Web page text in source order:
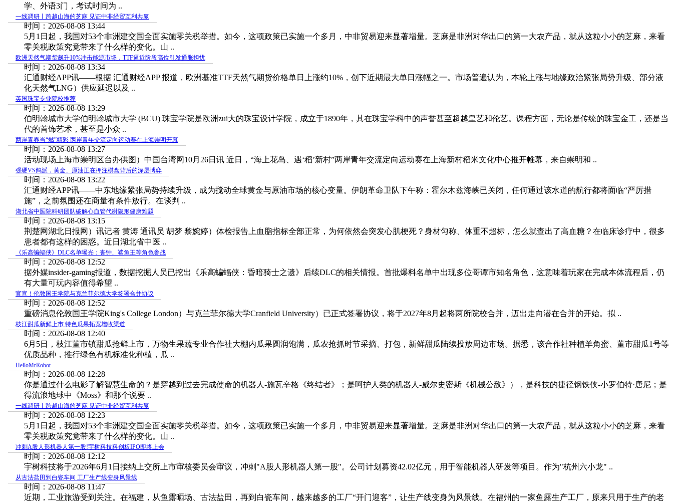
学、外语3门，考试时间为 ..
一线调研丨跨越山海的芝麻 见证中非经贸互利共赢
时间：2026-08-08 13:44
5月1日起，我国对53个非洲建交国全面实施零关税举措。如今，这项政策已实施一个多月，中非贸易迎来显著增量。芝麻是非洲对华出口的第一大农产品，就从这粒小小的芝麻，来看
零关税政策究竟带来了什么样的变化。山 ..
欧洲天然气期货飙升10%冲击能源市场，TTF逼近阶段高位引发通胀担忧
时间：2026-08-08 13:34
汇通财经APP讯——根据 汇通财经APP 报道，欧洲基准TTF天然气期货价格单日上涨约10%，创下近期最大单日涨幅之一。市场普遍认为，本轮上涨与地缘政治紧张局势升级、部分液
化天然气LNG）供应延迟以及 ..
英国珠宝专业院校推荐
时间：2026-08-08 13:29
伯明翰城市大学伯明翰城市大学 (BCU) 珠宝学院是欧洲zui大的珠宝设计学院，成立于1890年，其在珠宝学科中的声誉甚至超越皇艺和伦艺。课程方面，无论是传统的珠宝金工，还是当
代的首饰艺术，甚至是小众 ..
两岸青春当“燃”精彩 两岸青年交流定向运动赛在上海崇明开幕
时间：2026-08-08 13:27
活动现场上海市崇明区台办供图）中国台湾网10月26日讯 近日，“海上花岛、遇‘稻’新村”两岸青年交流定向运动赛在上海新村稻米文化中心推开帷幕，来自崇明和 ..
强硬VS鸽派，黄金、原油正在押注棋盘背后的深层博弈
时间：2026-08-08 13:22
汇通财经APP讯——中东地缘紧张局势持续升级，成为搅动全球黄金与原油市场的核心变量。伊朗革命卫队下午称：霍尔木兹海峡已关闭，任何通过该水道的航行都将面临“严厉措
施”，之前氛围还在商量有条件放行。在谈判 ..
湖北省中医院科研团队破解心血管代谢隐形健康难题
时间：2026-08-08 13:15
荆楚网湖北日报网）讯记者 黄涛 通讯员 胡梦 黎婉婷）体检报告上血脂指标全部正常，为何依然会突发心肌梗死？身材匀称、体重不超标，怎么就查出了高血糖？在临床诊疗中，很多
患者都有这样的困惑。近日湖北省中医 ..
《乐高蝙蝠侠》DLC名单曝光：丧钟、鲨鱼王等角色参战
时间：2026-08-08 12:52
据外媒insider-gaming报道，数据挖掘人员已挖出《乐高蝙蝠侠：昏暗骑士之遗》后续DLC的相关情报。首批爆料名单中出现多位哥谭市知名角色，这意味着玩家在完成本体流程后，仍
有大量可玩内容值得希望 ..
官宣！伦敦国王学院与克兰菲尔德大学签署合并协议
时间：2026-08-08 12:52
重磅消息伦敦国王学院King's College London）与克兰菲尔德大学Cranfield University）已正式签署协议，将于2027年8月起将两所院校合并，迈出走向潜在合并的开始。拟 ..
枝江甜瓜新鲜上市 特色瓜果拓宽增收渠道
时间：2026-08-08 12:40
6月5日，枝江董市镇甜瓜抢鲜上市，万物生果蔬专业合作社大棚内瓜果圆润饱满，瓜农抢抓时节采摘、打包，新鲜甜瓜陆续投放周边市场。据悉，该合作社种植羊角蜜、董市甜瓜1号等
优质品种，推行绿色有机标准化种植，瓜 ..
HelloMrRobot
时间：2026-08-08 12:28
你是通过什么电影了解智慧生命的？是穿越到过去完成使命的机器人-施瓦辛格《终结者》；是呵护人类的机器人-威尔史密斯《机械公敌》），是科技的捷径钢铁侠-小罗伯特·唐尼；是
得流浪地球中《Moss》和那个说要 ..
一线调研丨跨越山海的芝麻 见证中非经贸互利共赢
时间：2026-08-08 12:23
5月1日起，我国对53个非洲建交国全面实施零关税举措。如今，这项政策已实施一个多月，中非贸易迎来显著增量。芝麻是非洲对华出口的第一大农产品，就从这粒小小的芝麻，来看
零关税政策究竟带来了什么样的变化。山 ..
冲刺A股人形机器人第一股!宇树科技科创板IPO即将上会
时间：2026-08-08 12:12
宇树科技将于2026年6月1日接纳上交所上市审核委员会审议，冲刺"A股人形机器人第一股"。公司计划募资42.02亿元，用于智能机器人研发等项目。作为"杭州六小龙" ..
从古法盐田到白瓷车间 工厂生产线变身风景线
时间：2026-08-08 11:47
近期，工业旅游受到关注。在福建，从鱼露晒场、古法盐田，再到白瓷车间，越来越多的工厂“开门迎客”，让生产线变身为风景线。在福州的一家鱼露生产工厂，原来只用于生产的老